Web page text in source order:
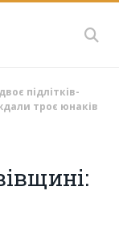
підлітків-
троє юнаків